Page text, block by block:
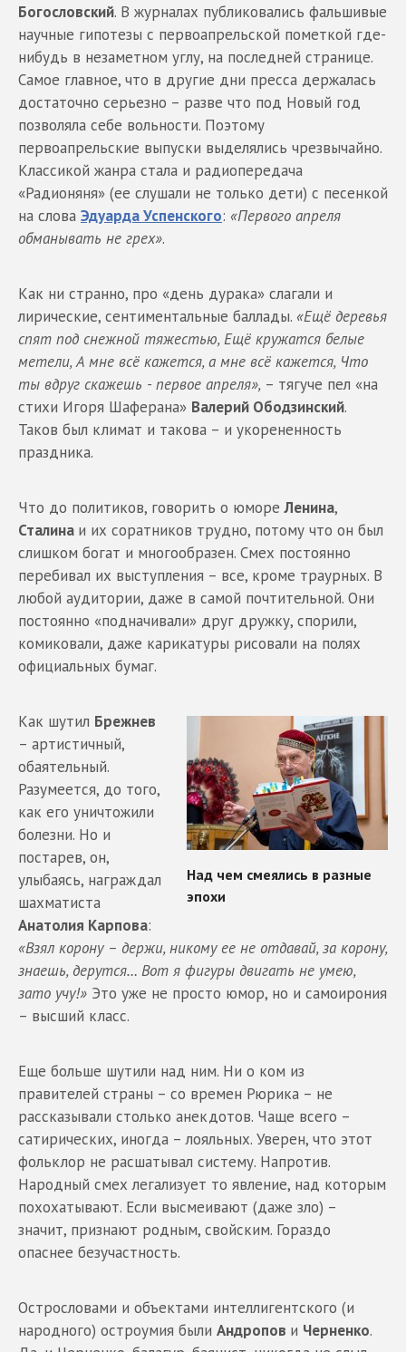
Богословский. В журналах публиковались фальшивые
научные гипотезы с первоапрельской пометкой где-
нибудь в незаметном углу, на последней странице.
Cамое главное, что в другие дни пресса держалась
достаточно серьезно – разве что под Новый год
позволяла себе вольности. Поэтому
первоапрельские выпуски выделялись чрезвычайно.
Классикой жанра стала и радиопередача
«Радионяня» (ее слушали не только дети) с песенкой
на слова Эдуарда Успенского: «Первого апреля
обманывать не грех».
Как ни странно, про «день дурака» слагали и
лирические, сентиментальные баллады. «Ещё деревья
спят под снежной тяжестью, Ещё кружатся белые
метели, А мне всё кажется, а мне всё кажется, Что
ты вдруг скажешь - первое апреля», – тягуче пел «на
стихи Игоря Шаферана» Валерий Ободзинский.
Таков был климат и такова – и укорененность
праздника.
Что до политиков, говорить о юмореЛенина,
Сталина и их соратников трудно, потому что он был
слишком богат и многообразен. Смех постоянно
перебивал их выступления – все, кроме траурных. В
любой аудитории, даже в самой почтительной. Они
постоянно «подначивали» друг дружку, спорили,
комиковали, даже карикатуры рисовали на полях
официальных бумаг.
Как шутил Брежнев
– артистичный,
обаятельный.
Разумеется, до того,
как его уничтожили
болезни. Но и
постарев, он,
улыбаясь, награждал
шахматиста
Анатолия Карпова:
«Взял корону – держи, никому ее не отдавай, за корону,
знаешь, дерутся… Вот я фигуры двигать не умею,
зато учу!» Это уже не просто юмор, но и самоирония
– высший класс.
Еще больше шутили над ним. Ни о ком из
правителей страны – со времен Рюрика – не
рассказывали столько анекдотов. Чаще всего –
сатирических, иногда – лояльных. Уверен, что этот
фольклор не расшатывал систему. Напротив.
Народный смех легализует то явление, над которым
похохатывают. Если высмеивают (даже зло) –
значит, признают родным, свойским. Гораздо
опаснее безучастность.
Острословами и объектами интеллигентского (и
народного) остроумия были Андропов и Черненко.